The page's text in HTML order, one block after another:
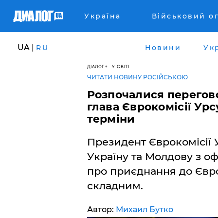
Україна Військовий
UA | RU Новини
ДІАЛОГ У СВІТІ
ЧИТАТИ НОВИНУ РОСІЙСЬКОЮ
Розпочалися
глава Єврокомісії
терміни
Президент
Україну та Молдову з
про приєднання до
складним.
Автор: Михаил Бутко